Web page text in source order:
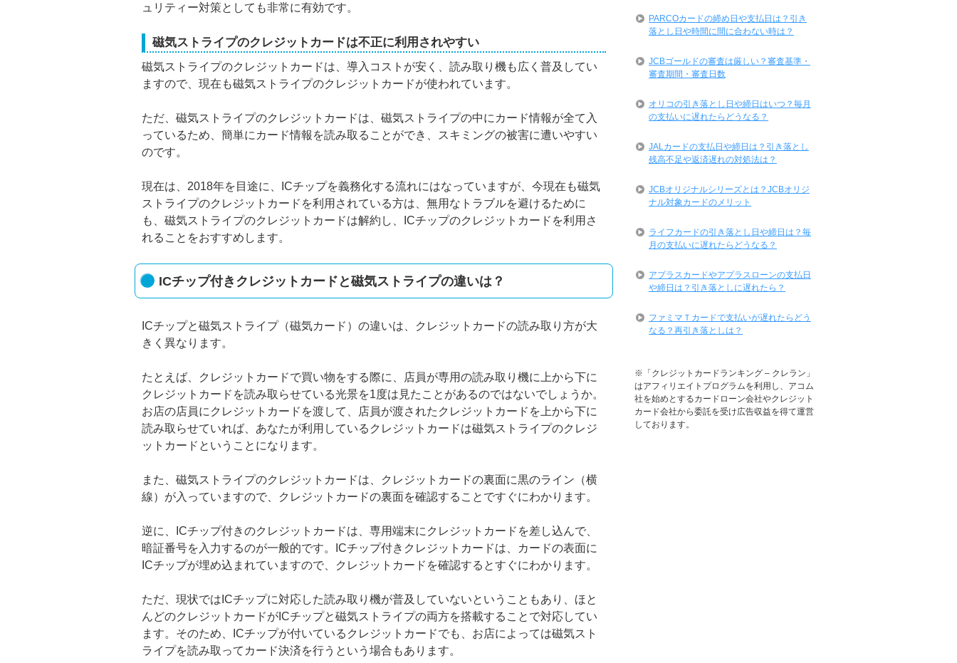
ュリティー対策としても非常に有効です。
磁気ストライプのクレジットカードは不正に利用されやすい
磁気ストライプのクレジットカードは、導入コストが安く、読み取り機も広く普及してい
ますので、現在も磁気ストライプのクレジットカードが使われています。
ただ、磁気ストライプのクレジットカードは、磁気ストライプの中にカード情報が全て入
っているため、簡単にカード情報を読み取ることができ、スキミングの被害に遭いやすい
のです。
現在は、2018年を目途に、ICチップを義務化する流れにはなっていますが、今現在も磁気
ストライプのクレジットカードを利用されている方は、無用なトラブルを避けるために
も、磁気ストライプのクレジットカードは解約し、ICチップのクレジットカードを利用さ
れることをおすすめします。
ICチップ付きクレジットカードと磁気ストライプの違いは？
ICチップと磁気ストライプ（磁気カード）の違いは、クレジットカードの読み取り方が大
きく異なります。
たとえば、クレジットカードで買い物をする際に、店員が専用の読み取り機に上から下に
クレジットカードを読み取らせている光景を1度は見たことがあるのではないでしょうか。
お店の店員にクレジットカードを渡して、店員が渡されたクレジットカードを上から下に
読み取らせていれば、あなたが利用しているクレジットカードは磁気ストライプのクレジ
ットカードということになります。
また、磁気ストライプのクレジットカードは、クレジットカードの裏面に黒のライン（横
線）が入っていますので、クレジットカードの裏面を確認することですぐにわかります。
逆に、ICチップ付きのクレジットカードは、専用端末にクレジットカードを差し込んで、
暗証番号を入力するのが一般的です。ICチップ付きクレジットカードは、カードの表面に
ICチップが埋め込まれていますので、クレジットカードを確認するとすぐにわかります。
ただ、現状ではICチップに対応した読み取り機が普及していないということもあり、ほと
んどのクレジットカードがICチップと磁気ストライプの両方を搭載することで対応してい
ます。そのため、ICチップが付いているクレジットカードでも、お店によっては磁気スト
ライプを読み取ってカード決済を行うという場合もあります。
PARCOカードの締め日や支払日は？引き
落とし日や時間に間に合わない時は？
JCBゴールドの審査は厳しい？審査基準・
審査期間・審査日数
オリコの引き落とし日や締日はいつ？毎月
の支払いに遅れたらどうなる？
JALカードの支払日や締日は？引き落とし
残高不足や返済遅れの対処法は？
JCBオリジナルシリーズとは？JCBオリジ
ナル対象カードのメリット
ライフカードの引き落とし日や締日は？毎
月の支払いに遅れたらどうなる？
アプラスカードやアプラスローンの支払日
や締日は？引き落としに遅れたら？
ファミマＴカードで支払いが遅れたらどう
なる？再引き落としは？
※「クレジットカードランキング – クレラン」
はアフィリエイトプログラムを利用し、アコム
社を始めとするカードローン会社やクレジット
カード会社から委託を受け広告収益を得て運営
しております。